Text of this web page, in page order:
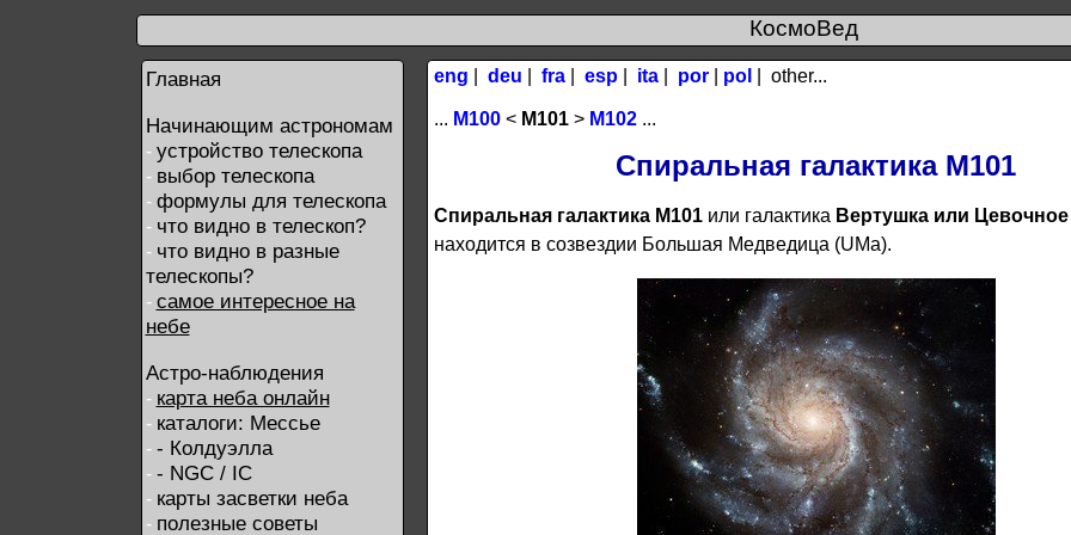
КосмоВед
Главная
Начинающим астрономам
- устройство телескопа
- выбор телескопа
- формулы для телескопа
- что видно в телескоп?
- что видно в разные
телескопы?
- самое интересное на
небе
Астро-наблюдения
- карта неба онлайн
- каталоги: Мессье
- - Колдуэлла
- - NGC / IC
- карты засветки неба
- полезные советы
eng deu fra| esp| ita| por| pol other...
... М100< М101> М102...
Спиральная галактика М101
Спиральная галактика M101или галактика Вертушка или
находится в созвездии Большая Медведица (UMa).